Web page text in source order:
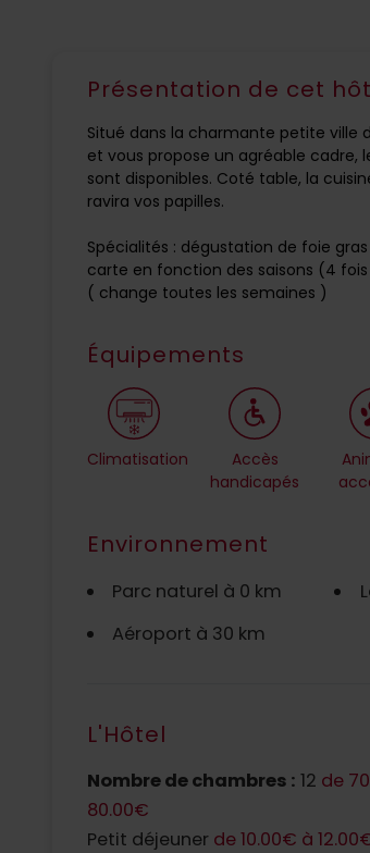
Présentation de cet
Situé dans la charmante petite ville
et vous propose un agréable cadre,
sont disponibles. Coté table, la
ravira vos papilles.
Spécialités : dégustation de foie
carte en fonction des saisons (4
( change toutes les semaines )
Équipements
Climatisation
Accès
handicapés
Environnement
Parc naturel à 0 km
Aéroport à 30 km
L'Hôtel
Nombre de chambres : 12 de
80.00€
Petit déjeuner de 10.00€ à